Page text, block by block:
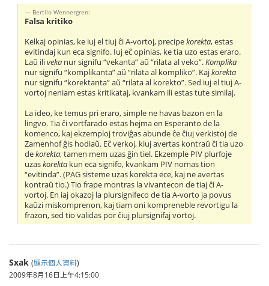
Bertilo Wennergren:
Falsa kritiko
Kelkaj opinias, ke iuj el tiuj ĉi A-vortoj, precipekorekta, estas
evitindaj kun eca signifo. Iuj eĉ opinias, ke tia uzo estas eraro.
Laŭ iliveka nur signifu “vekanta” aŭ “rilata al veko”.Komplika
nur signifu “komplikanta” aŭ “rilata al kompliko”. Kajkorekta
nur signifu “korektanta” aŭ “rilata al korekto”. Sed iuj el tiuj A-
vortoj neniam estas kritikataj, kvankam ili estas tute similaj.
La ideo, ke temus pri eraro, simple ne havas bazon en la
lingvo. Tia ĉi vortfarado estas hejma en Esperanto de la
komenco, kaj ekzemploj troviĝas abunde ĉe ĉiuj verkistoj de
Zamenhof ĝis hodiaŭ. Eĉ verkoj, kiuj avertas kontraŭ ĉi tia uzo
dekorekta, tamen mem uzas ĝin tiel. Ekzemple PIV plurfoje
uzaskorekta kun eca signifo, kvankam PIV nomas tion
“evitinda”. (PAG sisteme uzas korekta ece, kaj ne avertas
kontraŭ tio.) Tio frape montras la vivantecon de tiaj ĉi A-
vortoj. En iaj okazoj la plursignifeco de tia A-vorto ja povus
kaŭzi miskomprenon, kaj tiam oni kompreneble revortigu la
frazon, sed tio validas por ĉiuj plursignifaj vortoj.
Sxak (顯示個人資料)
2009年8月16日上午4:15:00